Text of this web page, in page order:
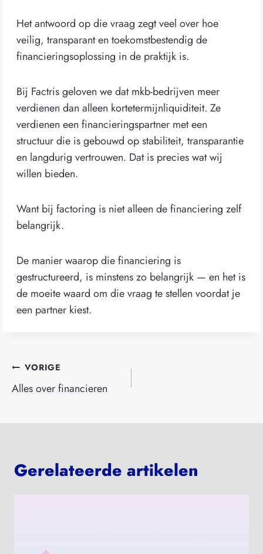
Het antwoord op die vraag zegt veel over hoe
veilig, transparant en toekomstbestendig de
financieringsoplossing in de praktijk is.
Bij Factris geloven we dat mkb-bedrijven meer
verdienen dan alleen kortetermijnliquiditeit. Ze
verdienen een financieringspartner met een
structuur die is gebouwd op stabiliteit, transparantie
en langdurig vertrouwen. Dat is precies wat wij
willen bieden.
Want bij factoring is niet alleen de financiering zelf
belangrijk.
De manier waarop die financiering is
gestructureerd, is minstens zo belangrijk — en het is
de moeite waard om die vraag te stellen voordat je
een partner kiest.
Bericht
navigatie
VORIGE
Alles over financieren
Gerelateerde artikelen